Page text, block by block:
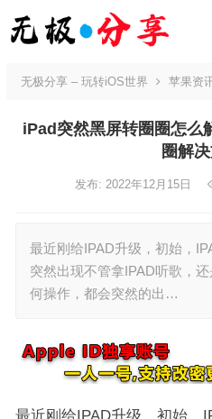
无极分享 – 玩转iOS世界 苹果资
iPad突然黑屏转圈圈怎么
圈解
发布: 2022年12月15日
最近刚给IPAD升级，初始，
突然出现不管拿IPAD听歌，
何操作，都会突然的出…
最近刚给IPAD升级，初始，